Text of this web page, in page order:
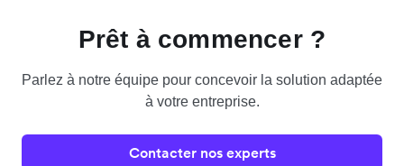
Prêt à commencer ?
Parlez à notre équipe pour concevoir la solution adaptée
à votre entreprise.
Contacter nos experts